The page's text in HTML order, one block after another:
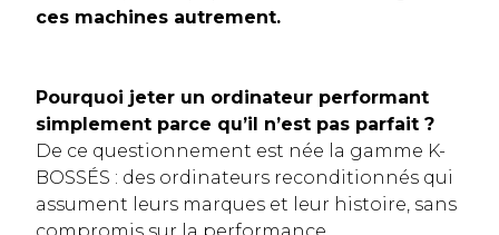
ces machines autrement.
Pourquoi jeter un ordinateur performant
simplement parce qu’il n’est pas parfait ?
De ce questionnement est née la gamme K-
BOSSÉS : des ordinateurs reconditionnés qui
assument leurs marques et leur histoire, sans
compromis sur la performance.